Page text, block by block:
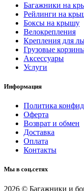
Багажники на
Рейлинги на
Боксы на крышу
Велокрепления
Крепления для
Грузовые
Аксессуары
Услуги
Информация
Политика
Оферта
Возврат и обмен
Доставка
Оплата
Контакты
Мы в соц.сетях
2026 © Багажники и